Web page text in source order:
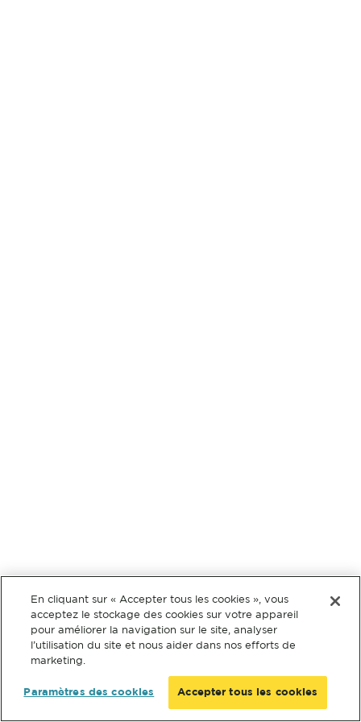
En cliquant sur « Accepter tous les cookies », vous
acceptez le stockage des cookies sur votre appareil
pour améliorer la navigation sur le site, analyser
l’utilisation du site et nous aider dans nos efforts de
marketing.
Paramètres des cookies Accepter tous les cookies